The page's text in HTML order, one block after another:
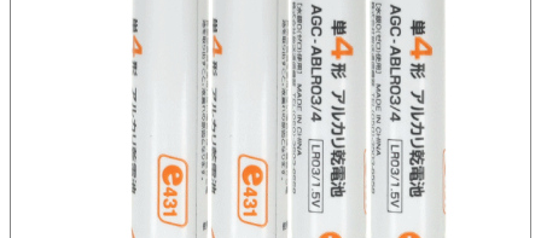
LANケーブル・コネクタ・関連資材/機器
ネットワーク機器
エアコン・換気扇・空調資材
太陽光発電ケーブル・コネクタ・関連資
電源ケーブル／コネクタ／分電盤／ブレ
EV充電設備工事
照明設置工事
太陽光発電工事
ホテル・病院向け